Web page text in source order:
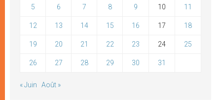
5 6 7 8 9 10 11
12 13 14 15 16 17 18
19 20 21 22 23 24 25
26 27 28 29 30 31
« Juin Août »